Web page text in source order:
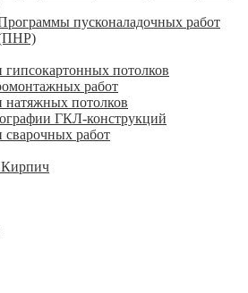
пусконаладочных работ
потолков
работ
потолков
ГКЛ-конструкций
работ